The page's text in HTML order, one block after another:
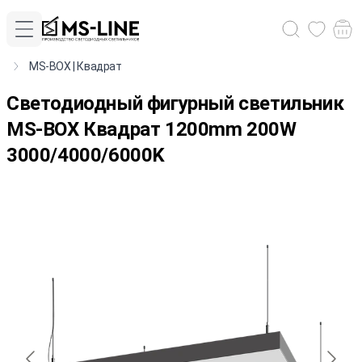
MS-BOX | Квадрат
Cветодиодный фигурный светильник
MS-BOX Квадрат 1200mm 200W
3000/4000/6000K